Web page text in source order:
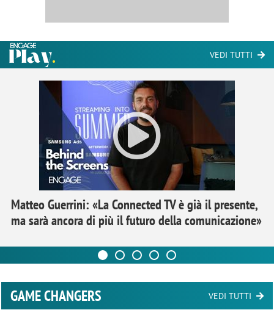
VEDI TUTTI
Matteo Guerrini: «La Connected TV è già il presente,
ma sarà ancora di più il futuro della comunicazione»
GAME CHANGERS VEDI TUTTI